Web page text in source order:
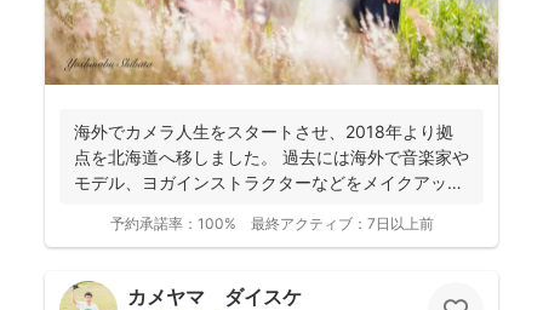
海外でカメラ人生をスタートさせ、2018年より拠
点を北海道へ移しました。 過去には海外で音楽家や
モデル、ヨガインストラクターなどをメイクアップ
予約承諾率： 100% 最終アクティブ： 7日以上前
カメヤマ ダイスケ